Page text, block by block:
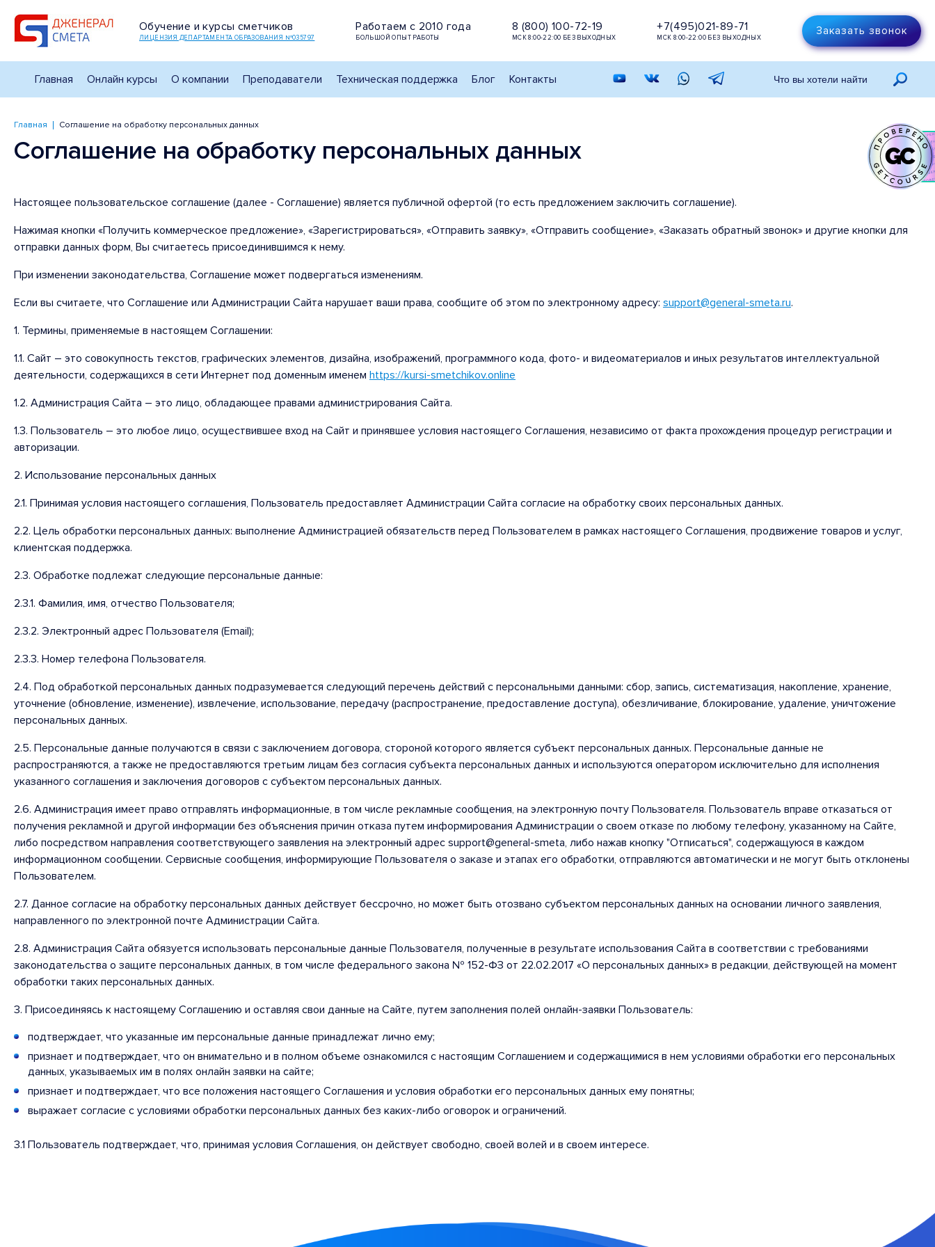
Обучение и курсы сметчиков
ЛИЦЕНЗИЯ ДЕПАРТАМЕНТА ОБРАЗОВАНИЯ №035797
Работаем с 2010 года
БОЛЬШОЙ ОПЫТ РАБОТЫ
8 (800) 100-72-19
МСК 8:00-22:00 БЕЗ ВЫХОДНЫХ
+7(495)021-89-71
МСК 8:00-22:00 БЕЗ ВЫХОДНЫХ
Заказать звонок
Главная Онлайн курсы О компании Преподаватели Техническая поддержка Блог Контакты
Главная Соглашение на обработку персональных данных
Соглашение на обработку персональных данных
Настоящее пользовательское соглашение (далее - Соглашение) является публичной офертой (то есть предложением заключить соглашение).
Нажимая кнопки «Получить коммерческое предложение», «Зарегистрироваться», «Отправить заявку», «Отправить сообщение», «Заказать обратный звонок» и другие кнопки для
отправки данных форм, Вы считаетесь присоединившимся к нему.
При изменении законодательства, Соглашение может подвергаться изменениям.
Если вы считаете, что Соглашение или Администрации Сайта нарушает ваши права, сообщите об этом по электронному адресу: support@general-smeta.ru.
1. Термины, применяемые в настоящем Соглашении:
1.1. Сайт – это совокупность текстов, графических элементов, дизайна, изображений, программного кода, фото- и видеоматериалов и иных результатов интеллектуальной
деятельности, содержащихся в сети Интернет под доменным именем https://kursi-smetchikov.online
1.2. Администрация Сайта – это лицо, обладающее правами администрирования Сайта.
1.3. Пользователь – это любое лицо, осуществившее вход на Сайт и принявшее условия настоящего Соглашения, независимо от факта прохождения процедур регистрации и
авторизации.
2. Использование персональных данных
2.1. Принимая условия настоящего соглашения, Пользователь предоставляет Администрации Сайта согласие на обработку своих персональных данных.
2.2. Цель обработки персональных данных: выполнение Администрацией обязательств перед Пользователем в рамках настоящего Соглашения, продвижение товаров и услуг,
клиентская поддержка.
2.3. Обработке подлежат следующие персональные данные:
2.3.1. Фамилия, имя, отчество Пользователя;
2.3.2. Электронный адрес Пользователя (Email);
2.3.3. Номер телефона Пользователя.
2.4. Под обработкой персональных данных подразумевается следующий перечень действий с персональными данными: сбор, запись, систематизация, накопление, хранение,
уточнение (обновление, изменение), извлечение, использование, передачу (распространение, предоставление доступа), обезличивание, блокирование, удаление, уничтожение
персональных данных.
2.5. Персональные данные получаются в связи с заключением договора, стороной которого является субъект персональных данных. Персональные данные не
распространяются, а также не предоставляются третьим лицам без согласия субъекта персональных данных и используются оператором исключительно для исполнения
указанного соглашения и заключения договоров с субъектом персональных данных.
2.6. Администрация имеет право отправлять информационные, в том числе рекламные сообщения, на электронную почту Пользователя. Пользователь вправе отказаться от
получения рекламной и другой информации без объяснения причин отказа путем информирования Администрации о своем отказе по любому телефону, указанному на Сайте,
либо посредством направления соответствующего заявления на электронный адрес support@general-smeta, либо нажав кнопку "Отписаться", содержащуюся в каждом
информационном сообщении. Сервисные сообщения, информирующие Пользователя о заказе и этапах его обработки, отправляются автоматически и не могут быть отклонены
Пользователем.
2.7. Данное согласие на обработку персональных данных действует бессрочно, но может быть отозвано субъектом персональных данных на основании личного заявления,
направленного по электронной почте Администрации Сайта.
2.8. Администрация Сайта обязуется использовать персональные данные Пользователя, полученные в результате использования Сайта в соответствии с требованиями
законодательства о защите персональных данных, в том числе федерального закона № 152-ФЗ от 22.02.2017 «О персональных данных» в редакции, действующей на момент
обработки таких персональных данных.
3. Присоединяясь к настоящему Соглашению и оставляя свои данные на Сайте, путем заполнения полей онлайн-заявки Пользователь:
подтверждает, что указанные им персональные данные принадлежат лично ему;
признает и подтверждает, что он внимательно и в полном объеме ознакомился с настоящим Соглашением и содержащимися в нем условиями обработки его персональных
данных, указываемых им в полях онлайн заявки на сайте;
признает и подтверждает, что все положения настоящего Соглашения и условия обработки его персональных данных ему понятны;
выражает согласие с условиями обработки персональных данных без каких-либо оговорок и ограничений.
3.1 Пользователь подтверждает, что, принимая условия Соглашения, он действует свободно, своей волей и в своем интересе.